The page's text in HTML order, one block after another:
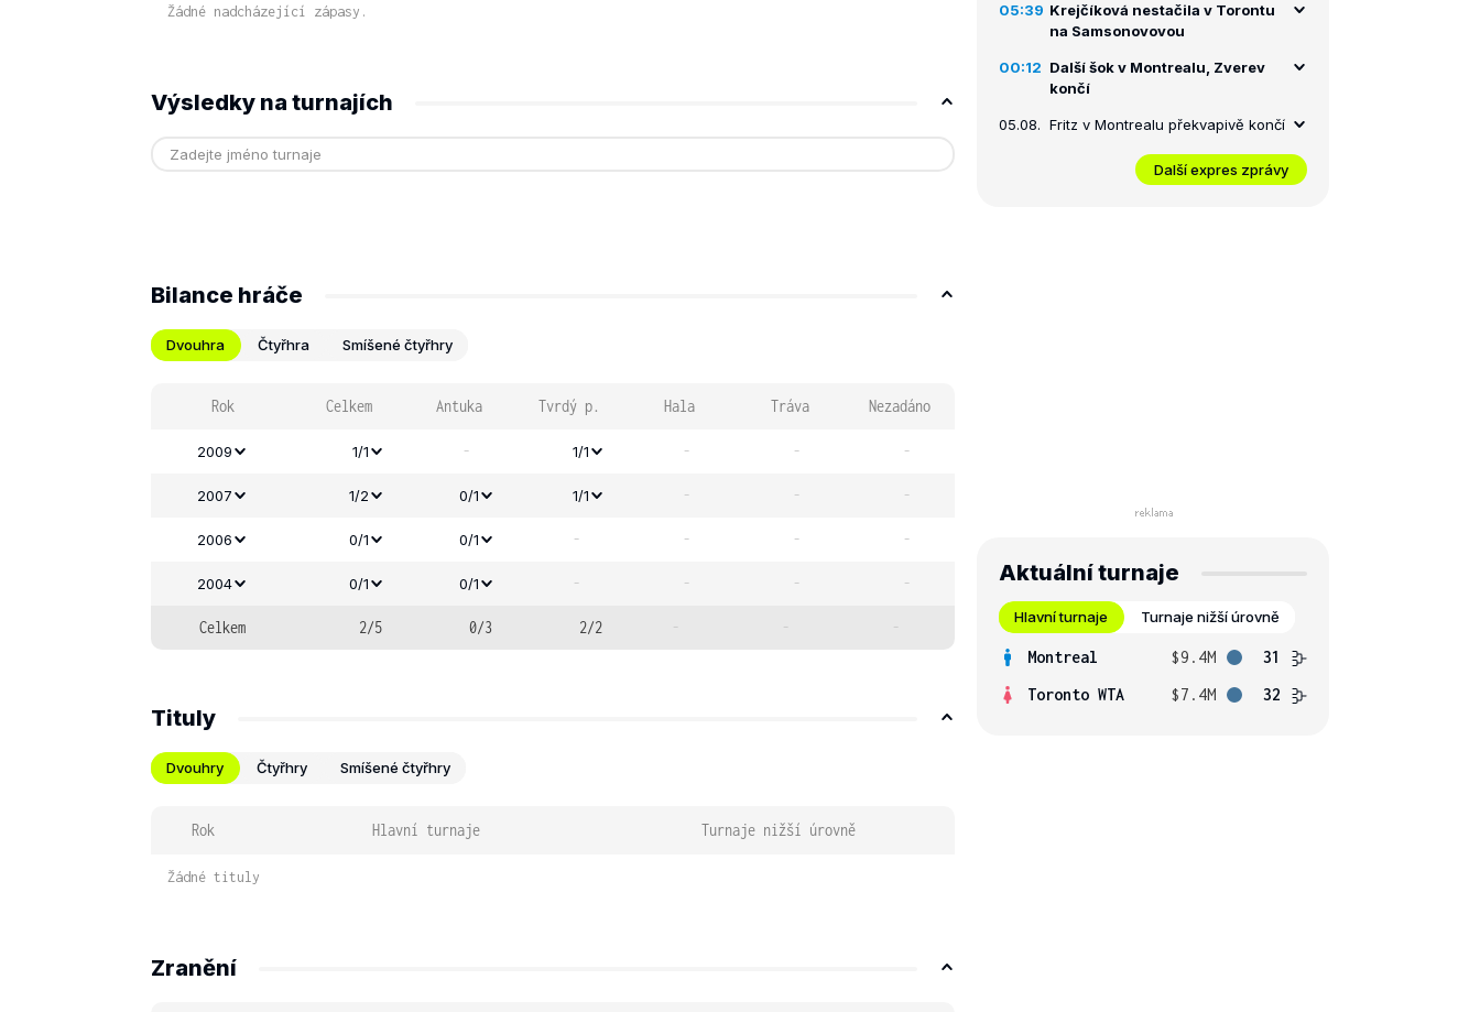
Žádné nadcházející zápasy.
Výsledky na turnajích
Bilance hráče
Dvouhra Čtyřhra Smíšené čtyřhry
Rok Celkem Antuka Tvrdý p. Hala Tráva Nezadáno
2009 1/1 - 1/1 - - -
2007 1/2 0/1 1/1 - - -
2006 0/1 0/1 - - - -
2004 0/1 0/1 - - - -
Celkem 2/5 0/3 2/2 - - -
Tituly
Dvouhry Čtyřhry Smíšené čtyřhry
Rok Hlavní turnaje Turnaje nižší úrovně
Žádné tituly
Zranění
05:39 Krejčíková nestačila v Torontu
na Samsonovovou
00:12 Další šok v Montrealu, Zverev
končí
05.08. Fritz v Montrealu překvapivě končí
Další expres zprávy
Aktuální turnaje
Hlavní turnaje Turnaje nižší úrovně
Montreal $9.4M
31
Toronto WTA
$7.4M 32